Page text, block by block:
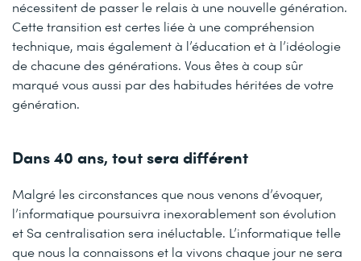
nécessitent de passer le relais à une nouvelle génération.
Cette transition est certes liée à une compréhension
technique, mais également à l’éducation et à l’idéologie
de chacune des générations. Vous êtes à coup sûr
marqué vous aussi par des habitudes héritées de votre
génération.
Dans 40 ans, tout sera différent
Malgré les circonstances que nous venons d’évoquer,
l’informatique poursuivra inexorablement son évolution
et Sa centralisation sera inéluctable. L’informatique telle
que nous la connaissons et la vivons chaque jour ne sera